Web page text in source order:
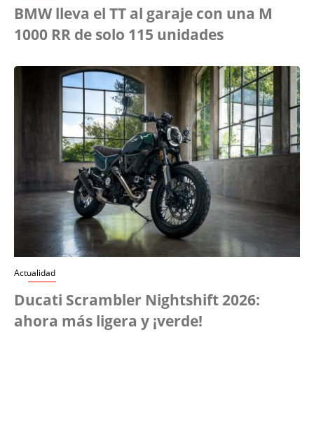
BMW lleva el TT al garaje con una M
1000 RR de solo 115 unidades
Actualidad
Ducati Scrambler Nightshift 2026:
ahora más ligera y ¡verde!